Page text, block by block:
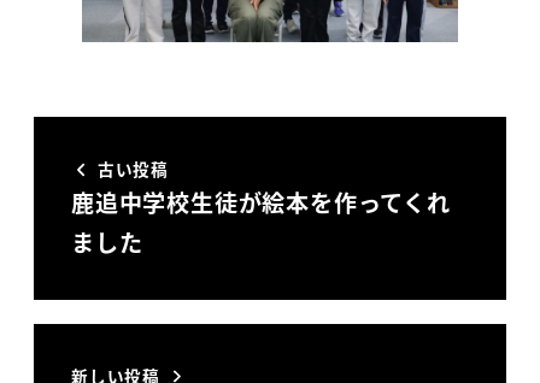
古い投稿
鹿追中学校生徒が絵本を作ってくれ
ました
新しい投稿